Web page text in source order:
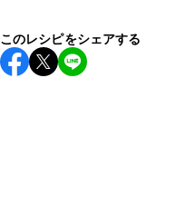
このレシピをシェアする